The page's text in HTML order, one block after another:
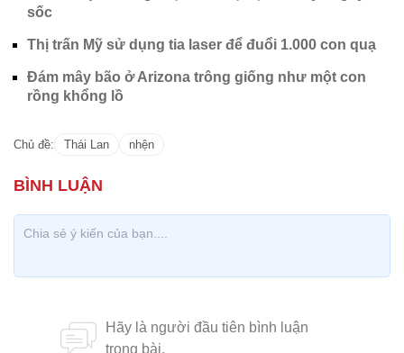
sốc
Thị trấn Mỹ sử dụng tia laser để đuổi 1.000 con quạ
Đám mây bão ở Arizona trông giống như một con
rồng khổng lồ
Chủ đề: Thái Lan nhện